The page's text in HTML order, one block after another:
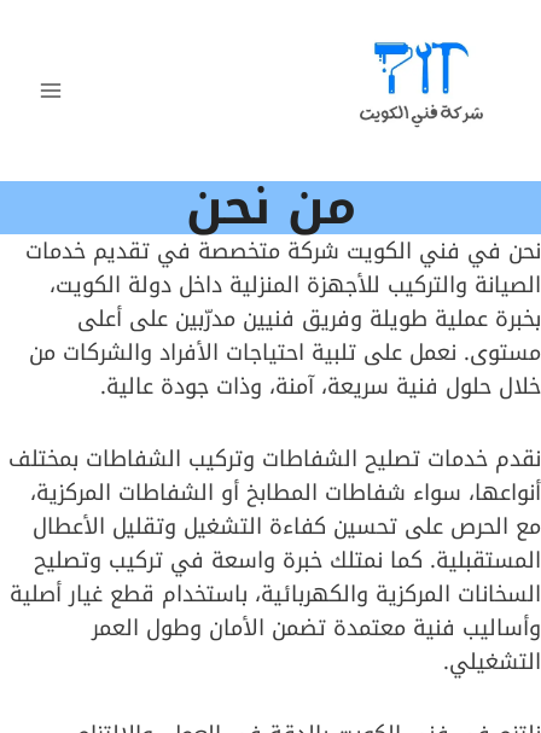
من نحن
نحن في فني الكويت شركة متخصصة في تقديم خدمات
الصيانة والتركيب للأجهزة المنزلية داخل دولة الكويت،
بخبرة عملية طويلة وفريق فنيين مدرّبين على أعلى
مستوى. نعمل على تلبية احتياجات الأفراد والشركات من
خلال حلول فنية سريعة، آمنة، وذات جودة عالية.
نقدم خدمات تصليح الشفاطات وتركيب الشفاطات بمختلف
أنواعها، سواء شفاطات المطابخ أو الشفاطات المركزية،
مع الحرص على تحسين كفاءة التشغيل وتقليل الأعطال
المستقبلية. كما نمتلك خبرة واسعة في تركيب وتصليح
السخانات المركزية والكهربائية، باستخدام قطع غيار أصلية
وأساليب فنية معتمدة تضمن الأمان وطول العمر
التشغيلي.